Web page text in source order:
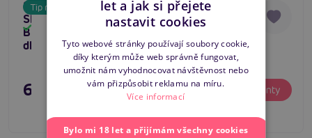
Tip na dárek
Subblime Long
Sleeved Dress With
Black Lace, šaty s
dlouhým rukávem
695 Kč Varianty
Tip na dárek
5
Sexy obleček
Babydoll Pink
Skladem
595 Kč Varianty
ENGLISH
let a jak si přejete
nastavit cookies
Tyto webové stránky používají soubory cookie,
díky kterým může web správně fungovat,
umožnit nám vyhodnocovat návštěvnost nebo
vám přizpůsobit reklamu na míru.
Více informací
Bylo mi 18 let a přijímám všechny cookies